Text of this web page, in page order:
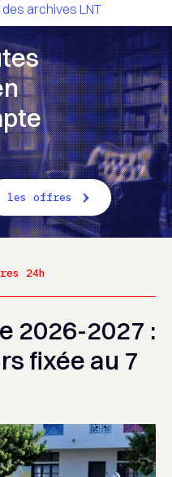
archives LNT
les offres
24h
2026-2027 :
fixée au 7